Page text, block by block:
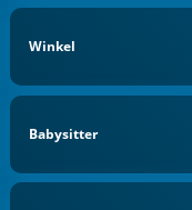
Winkel
Babysitter